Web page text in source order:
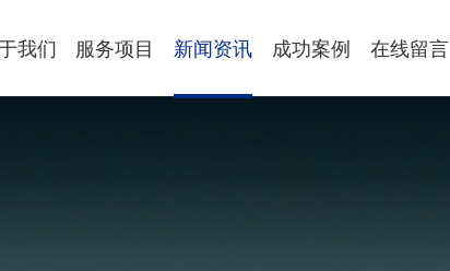
我们 服务项目 新闻资讯 成功案例 在线留言